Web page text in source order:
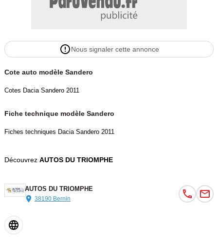
Nous signaler cette annonce
Cote auto modèle Sandero
Cotes Dacia Sandero 2011
Fiche technique modèle Sandero
Fiches techniques Dacia Sandero 2011
Découvrez AUTOS DU TRIOMPHE
AUTOS DU TRIOMPHE
38190 Bernin